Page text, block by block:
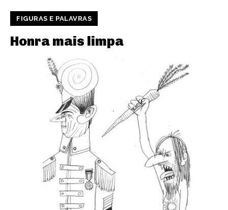
FIGURAS E PALAVRAS
Honra mais limpa